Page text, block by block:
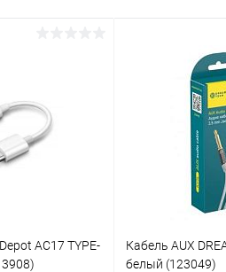
AC17 TYPE-
Кабель AUX
белый (123049)